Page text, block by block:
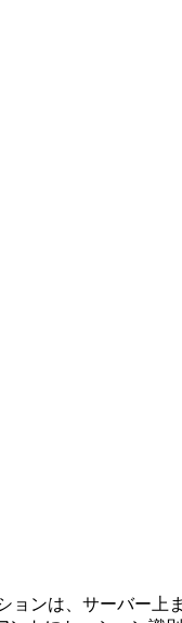
ンは、サーバー上